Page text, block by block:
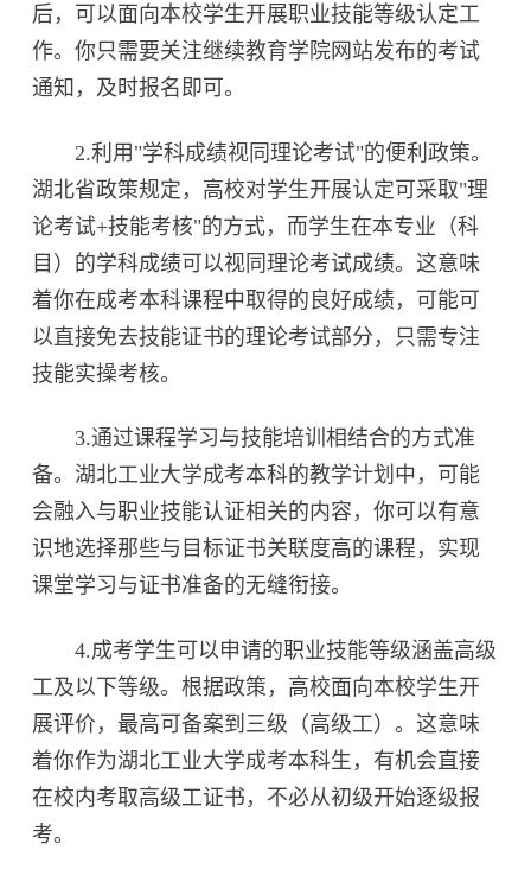
后，可以面向本校学生开展职业技能等级认定工
作。你只需要关注继续教育学院网站发布的考试
通知，及时报名即可。
2.利用"学科成绩视同理论考试"的便利政策。
湖北省政策规定，高校对学生开展认定可采取"理
论考试+技能考核"的方式，而学生在本专业（科
目）的学科成绩可以视同理论考试成绩。这意味
着你在成考本科课程中取得的良好成绩，可能可
以直接免去技能证书的理论考试部分，只需专注
技能实操考核。
3.通过课程学习与技能培训相结合的方式准
备。湖北工业大学成考本科的教学计划中，可能
会融入与职业技能认证相关的内容，你可以有意
识地选择那些与目标证书关联度高的课程，实现
课堂学习与证书准备的无缝衔接。
4.成考学生可以申请的职业技能等级涵盖高级
工及以下等级。根据政策，高校面向本校学生开
展评价，最高可备案到三级（高级工）。这意味
着你作为湖北工业大学成考本科生，有机会直接
在校内考取高级工证书，不必从初级开始逐级报
考。